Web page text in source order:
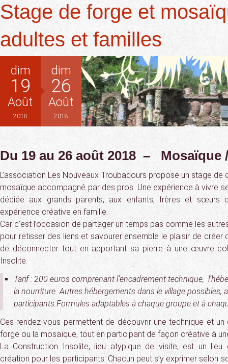
Stage de forge et
adultes et familles
dim
19
Août
2018
dim
26
Août
2018
Du 19 au 26 août 2018 – Mosaïque
L’association Les Nouveaux Troubadours propose un stage
mosaïque accompagné par des pros. Une expérience à vivre
dédiée aux grands parents, aux enfants, frères et sœurs
expérience créative en famille.
Car c’est l’occasion de partager un temps pas comme les
pour retisser des liens et savourer ensemble le plaisir de créer
de déconnecter tout en apportant sa pierre à une œuvre
Insolite.
Tarif : 200 euros comprenant l’encadrement technique,
la nourriture. Autres hébergements dans le village possibles,
participants.Formules adaptables à chaque groupe et à
Ces rendez-vous permettent de découvrir une technique et
forge ou la mosaïque, tout en participant de façon créative à
La Construction Insolite, lieu atypique de visite, est un lieu
création pour les participants. Chacun peut s’y exprimer selon